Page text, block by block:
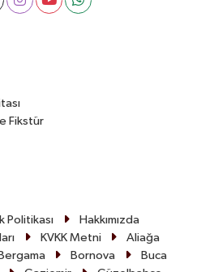
Fikstür
Politikası
Hakkımızda
KVKK Metni
Aliağa
Bornova
Buca